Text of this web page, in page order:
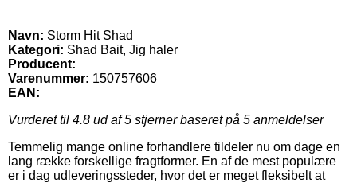
Navn: Storm Hit Shad
Kategori: Shad Bait, Jig haler
Producent:
Varenummer: 150757606
EAN:
Vurderet til 4.8 ud af 5 stjerner baseret på 5 anmeldelser
Temmelig mange online forhandlere tildeler nu om dage en
lang række forskellige fragtformer. En af de mest populære
er i dag udleveringssteder, hvor det er meget fleksibelt at